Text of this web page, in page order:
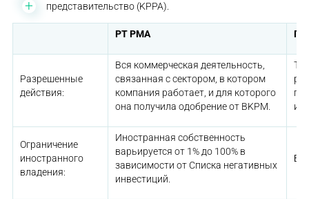
представительство (KPPA).
PT PMA
Разрешенные
действия:
Вся коммерческая деятельность,
связанная с сектором, в котором
компания работает, и для которого
она получила одобрение от BKPM.
Ограничение
иностранного
владения:
Иностранная собственность
варьируется от 1% до 100% в
зависимости от Списка негативных
инвестиций.